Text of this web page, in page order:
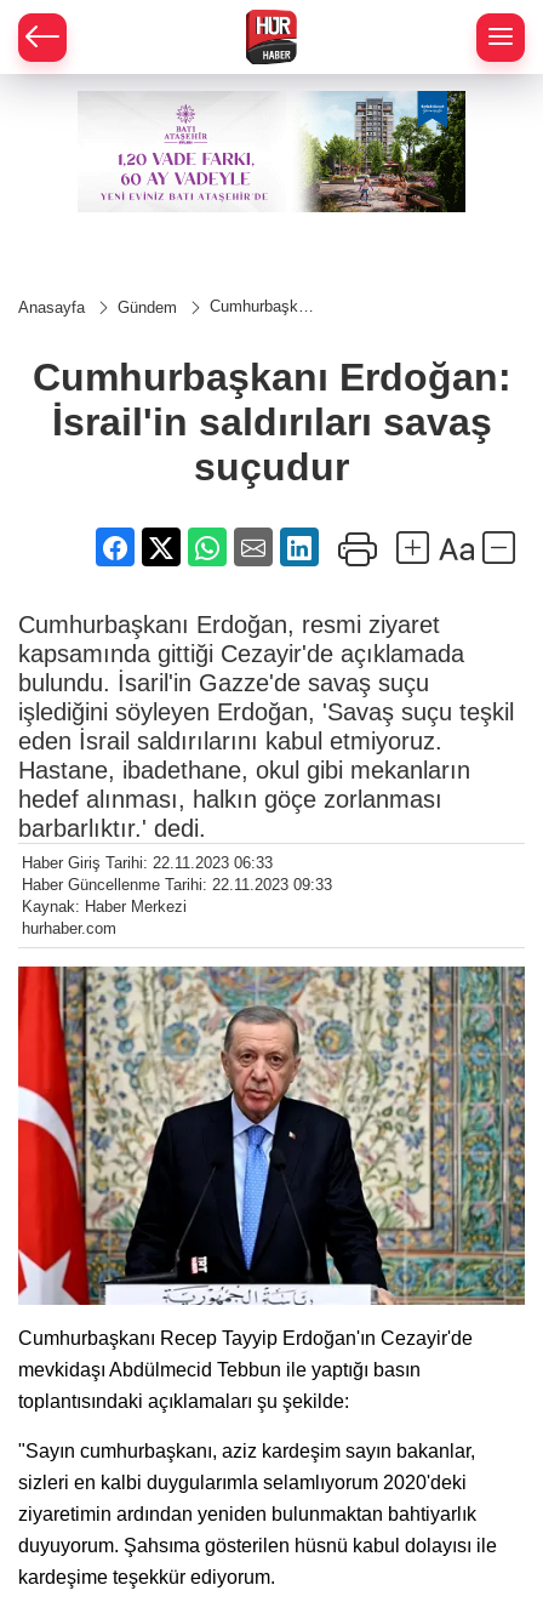
Anasayfa Gündem
Cumhurbaşkanı
saldırıları
savaş suçudur
Cumhurbaşkanı Erdoğan:
İsrail'in saldırıları savaş
suçudur
Cumhurbaşkanı Erdoğan, resmi ziyaret
kapsamında gittiği Cezayir'de açıklamada
bulundu. İsaril'in Gazze'de savaş suçu
işlediğini söyleyen Erdoğan, 'Savaş suçu teşkil
eden İsrail saldırılarını kabul etmiyoruz.
Hastane, ibadethane, okul gibi mekanların
hedef alınması, halkın göçe zorlanması
barbarlıktır.' dedi.
Haber Giriş Tarihi: 22.11.2023 06:33
Haber Güncellenme Tarihi: 22.11.2023 09:33
Kaynak: Haber Merkezi
hurhaber.com
Cumhurbaşkanı Recep Tayyip Erdoğan'ın Cezayir'de
mevkidaşı Abdülmecid Tebbun ile yaptığı basın
toplantısındaki açıklamaları şu şekilde:
"Sayın cumhurbaşkanı, aziz kardeşim sayın bakanlar,
sizleri en kalbi duygularımla selamlıyorum 2020'deki
ziyaretimin ardından yeniden bulunmaktan bahtiyarlık
duyuyorum. Şahsıma gösterilen hüsnü kabul dolayısı ile
kardeşime teşekkür ediyorum.